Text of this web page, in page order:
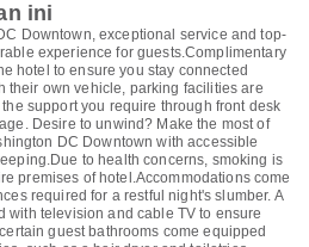
ini
Downtown, exceptional service and top-
experience for guests.Complimentary
hotel to ensure you stay connected
their own vehicle, parking facilities are
support you require through front desk
Desire to unwind? Make the most of
DC Downtown with accessible
to health concerns, smoking is
premises of hotel.Accommodations come
required for a restful night's slumber. A
with television and cable TV to ensure
guest bathrooms come equipped